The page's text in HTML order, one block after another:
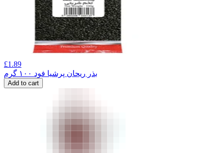
£1.89
بذر ریحان پرشیا فود ۱۰۰ گرم
Add to cart